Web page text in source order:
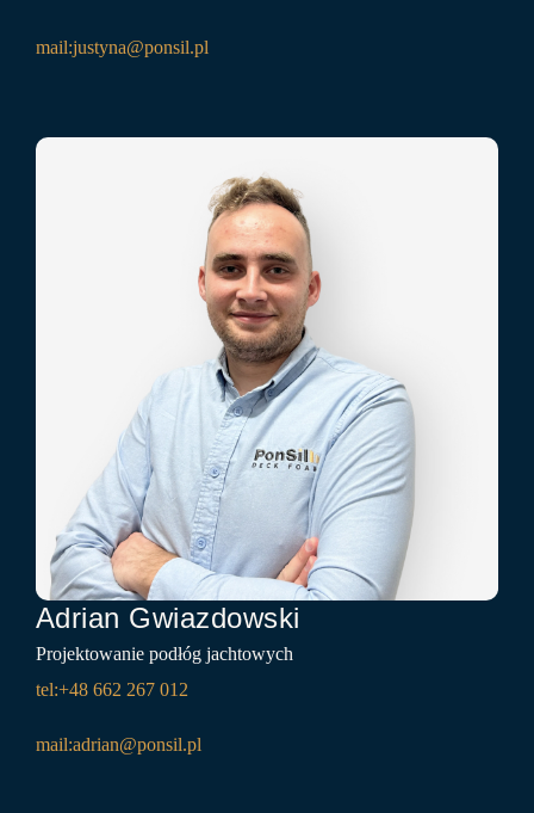
mail:justyna@ponsil.pl
Adrian Gwiazdowski
Projektowanie podłóg jachtowych
tel:+48 662 267 012
mail:adrian@ponsil.pl